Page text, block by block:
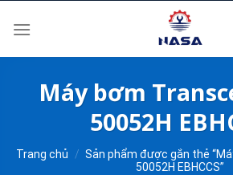
Máy bơm
50052H
Trang chủ / Sản phẩm được gắn thẻ
50052H EBHCCS”